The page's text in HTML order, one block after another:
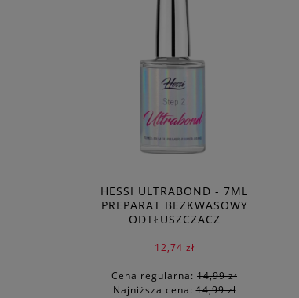
HESSI ULTRABOND - 7ML
PREPARAT BEZKWASOWY
ODTŁUSZCZACZ
12,74 zł
Cena regularna: 14,99 zł
Najniższa cena:14,99 zł